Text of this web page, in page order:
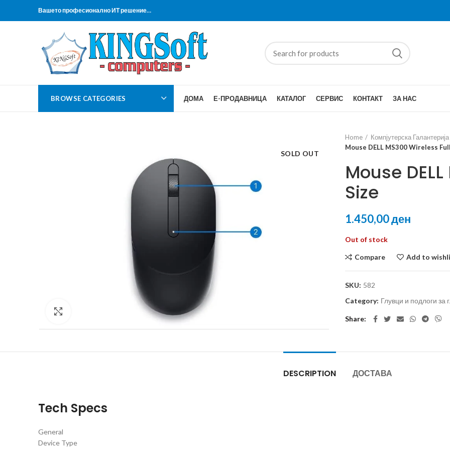
Вашето професионално ИТ решение…
BROWSE CATEGORIES ДОМА Е-ПРОДАВНИЦА КАТАЛОГ СЕРВИС КОНТАКТ ЗА НАС
SOLD OUT
Home Компјутерска Галантерија
Mouse DELL MS300 Wireless
Mouse
Size
ден
Out of stock
Compare Add to
SKU: 582
Category: Глувци и подлоги за
Share
DESCRIPTION ДОСТАВА
Tech Specs
General
Device Type